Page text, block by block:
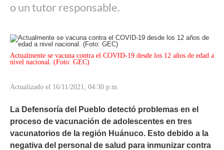
o un tutor responsable.
Actualmente se vacuna contra el COVID-19 desde los 12 años de edad a
nivel nacional. (Foto: GEC)
Actualizado el 16/11/2021, 04:30 p.m.
La Defensoría del Pueblo detectó problemas en el
proceso de vacunación de adolescentes en tres
vacunatorios de la región Huánuco. Esto debido a la
negativa del personal de salud para inmunizar contra